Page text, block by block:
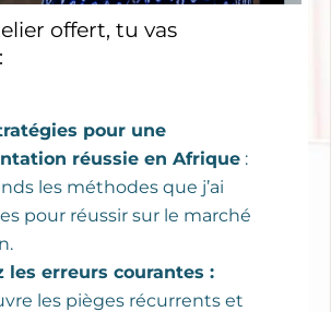
offert, tu vas
pour une
réussie en Afrique:
les méthodes que j’ai
pour réussir sur le marché
les erreurs courantes :
les pièges récurrents et